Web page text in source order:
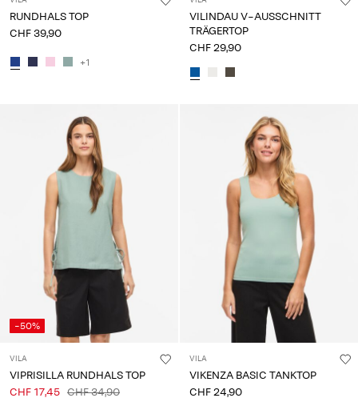
RUNDHALS TOP
CHF 39,90
+1
VILINDAU V-AUSSCHNITT
TRÄGERTOP
CHF 29,90
-50%
VILA
VIPRISILLA RUNDHALS TOP
CHF 17,45 CHF 34,90
VILA
VIKENZA BASIC TANKTOP
CHF 24,90